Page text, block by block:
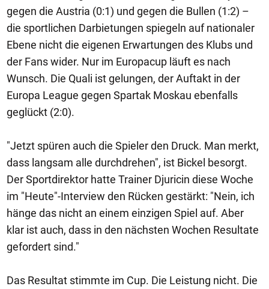
gegen die Austria (0:1) und gegen die Bullen (1:2) –
die sportlichen Darbietungen spiegeln auf nationaler
Ebene nicht die eigenen Erwartungen des Klubs und
der Fans wider. Nur im Europacup läuft es nach
Wunsch. Die Quali ist gelungen, der Auftakt in der
Europa League gegen Spartak Moskau ebenfalls
geglückt (2:0).
"Jetzt spüren auch die Spieler den Druck. Man merkt,
dass langsam alle durchdrehen", ist Bickel besorgt.
Der Sportdirektor hatte Trainer Djuricin diese Woche
im "Heute"-Interview den Rücken gestärkt: "Nein, ich
hänge das nicht an einem einzigen Spiel auf. Aber
klar ist auch, dass in den nächsten Wochen Resultate
gefordert sind."
Das Resultat stimmte im Cup. Die Leistung nicht. Die